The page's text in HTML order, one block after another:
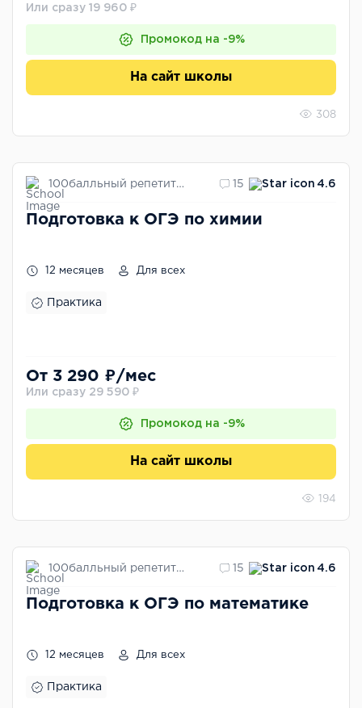
Или сразу 19 960 ₽
Промокод на -9%
На сайт школы
308
100балльный репетитор 15 4.6
Подготовка к ОГЭ по химии
12 месяцев Для всех
Практика
От 3 290 ₽/мес
Или сразу 29 590 ₽
Промокод на -9%
На сайт школы
194
100балльный репетитор 15 4.6
Подготовка к ОГЭ по математике
12 месяцев Для всех
Практика